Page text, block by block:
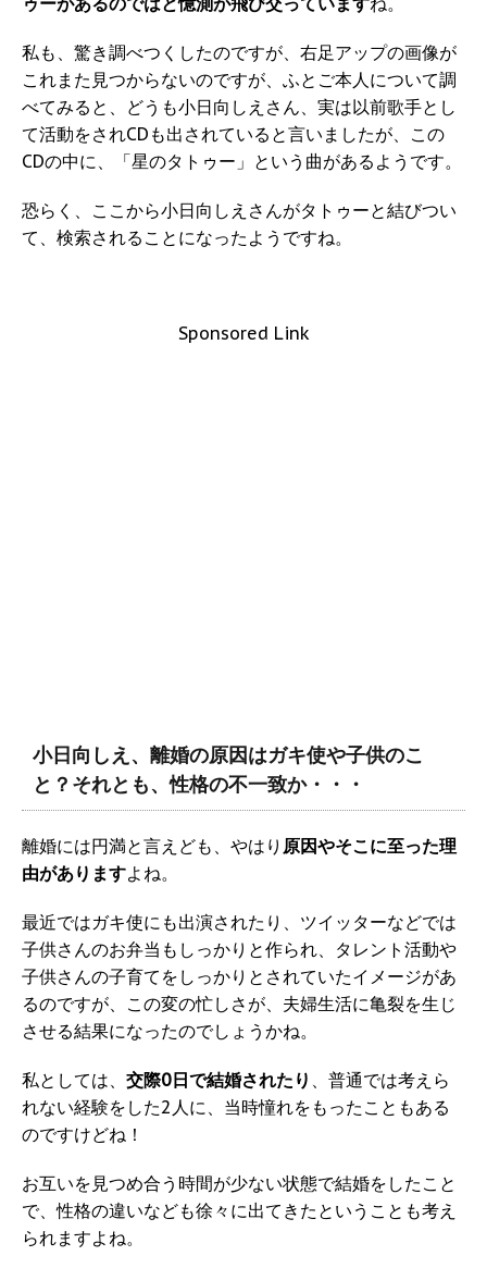
私も、驚き調べつくしたのですが、右足アップの画像が
これまた見つからないのですが、ふとご本人について調
べてみると、どうも小日向しえさん、実は以前歌手とし
て活動をされCDも出されていると言いましたが、この
CDの中に、「星のタトゥー」という曲があるようです。
恐らく、ここから小日向しえさんがタトゥーと結びつい
て、検索されることになったようですね。
Sponsored Link
小日向しえ、離婚の原因はガキ使や子供のこ
と？それとも、性格の不一致か・・・
離婚には円満と言えども、やはり 原因やそこに至った理
由がありますよね。
最近ではガキ使にも出演されたり、ツイッターなどでは
子供さんのお弁当もしっかりと作られ、タレント活動や
子供さんの子育てをしっかりとされていたイメージがあ
るのですが、この変の忙しさが、夫婦生活に亀裂を生じ
させる結果になったのでしょうかね。
私としては、 交際0日で結婚されたり 、普通では考えら
れない経験をした2人に、当時憧れをもったこともある
のですけどね！
お互いを見つめ合う時間が少ない状態で結婚をしたこと
で、性格の違いなども徐々に出てきたということも考え
られますよね。